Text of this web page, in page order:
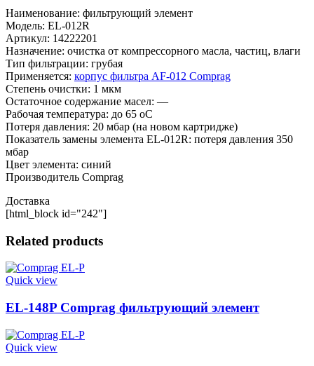
Наименование: фильтрующий элемент
Модель: EL-012R
Артикул: 14222201
Назначение: очистка от компрессорного масла, частиц, влаги
Тип фильтрации: грубая
Применяется: корпус фильтра AF-012 Comprag
Степень очистки: 1 мкм
Остаточное содержание масел: —
Рабочая температура: до 65 оС
Потеря давления: 20 мбар (на новом картридже)
Показатель замены элемента EL-012R: потеря давления 350
мбар
Цвет элемента: синий
Производитель Comprag
Доставка
[html_block id="242"]
Related products
Quick view
EL-148P Comprag фильтрующий элемент
Quick view